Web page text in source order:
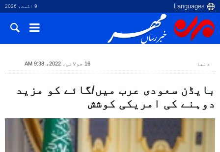
9 اگست، 2026
دنیا 16 جولائی، 2022، 9:38 AM
بایڈن سعودی عرب میں/گائے کو مزید
دوہنے کی امریکی کوشش